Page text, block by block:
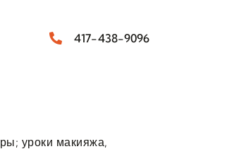
417-438-9096
уроки макияжа,